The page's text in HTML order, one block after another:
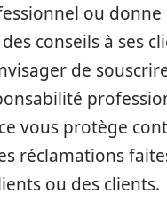
ou donne
conseils à ses
de
vous protège
réclamations
ou des clients.